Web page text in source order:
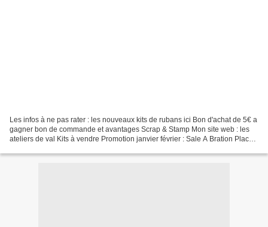
Les infos à ne pas rater : les nouveaux kits de rubans ici Bon d'achat de 5€ a
gagner bon de commande et avantages Scrap & Stamp Mon site web : les
ateliers de val Kits à vendre Promotion janvier février : Sale A Bration Place